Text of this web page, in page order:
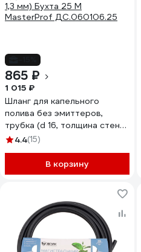
865 ₽
1 015 ₽
Шланг для капельного
полива без эмиттеров,
трубка (d 16, толщина стенки
1,3 мм) Бухта 25 М
4.4(15)
В корзину